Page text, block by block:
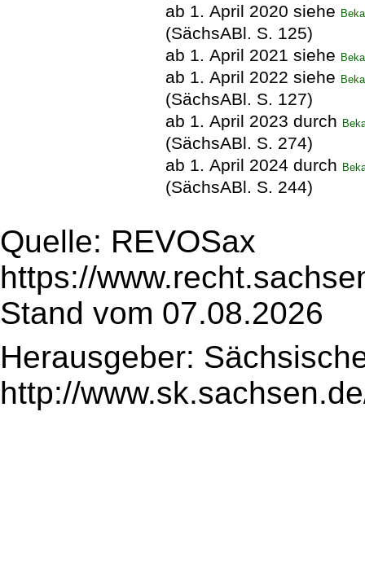
ab 1. April 2020 siehe
(SächsABl. S. 125)
ab 1. April 2021 siehe
ab 1. April 2022 siehe
(SächsABl. S. 127)
ab 1. April 2023 durch
(SächsABl. S. 274)
ab 1. April 2024 durch
(SächsABl. S. 244)
Quelle: REVOSax
https://
Stand vom 07.08.2026
Herausgeber:
http://